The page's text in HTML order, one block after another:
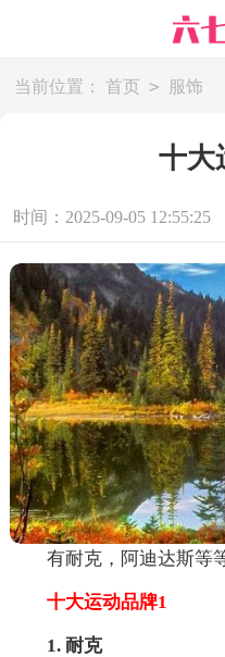
当前位置： 首页 > 服饰
十大
时间：2025-09-05 12:55:25
有耐克，阿迪达斯等
十大运动品牌1
1. 耐克